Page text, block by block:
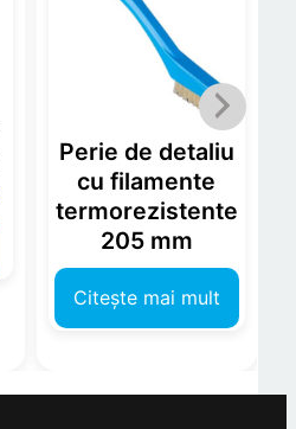
Perie de detaliu
cu filamente
termorezistente
205 mm
Citește mai mult